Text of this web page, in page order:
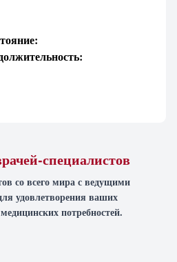
специалистов
со всего мира с ведущими
удовлетворения ваших
потребностей.